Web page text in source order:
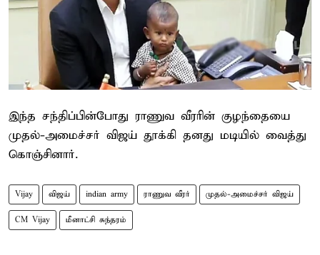
இந்த சந்திப்பின்போது ராணுவ வீரரின் குழந்தையை
முதல்-அமைச்சர் விஜய் தூக்கி தனது மடியில் வைத்து
கொஞ்சினார்.
Vijay விஜய் indian army ராணுவ வீரர் முதல்-அமைச்சர் விஜய்
CM Vijay மீனாட்சி சுந்தரம்